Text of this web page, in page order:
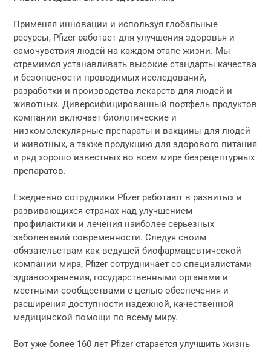
Применяя инновации и используя глобальные
ресурсы, Pfizer работает для улучшения здоровья и
самочувствия людей на каждом этапе жизни. Мы
стремимся устанавливать высокие стандарты качества
и безопасности проводимых исследований,
разработки и производства лекарств для людей и
животных. Диверсифицированный портфель продуктов
компании включает биологические и
низкомолекулярные препараты и вакцины для людей
и животных, а также продукцию для здорового питания
и ряд хорошо известных во всем мире безрецептурных
препаратов.
Ежедневно сотрудники Pfizer работают в развитых и
развивающихся странах над улучшением
профилактики и лечения наиболее серьезных
заболеваний современности. Следуя своим
обязательствам как ведущей биофармацевтической
компании мира, Pfizer сотрудничает со специалистами
здравоохранения, государственными органами и
местными сообществами с целью обеспечения и
расширения доступности надежной, качественной
медицинской помощи по всему миру.
Вот уже более 160 лет Pfizer старается улучшить жизнь